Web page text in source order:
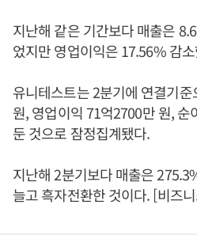
지난해 같은 기간보다 매출은
었지만 영업이익은 17.56% 감
유니테스트는 2분기에 연결기
원, 영업이익 71억2700만 원,
둔 것으로 잠정집계됐다.
지난해 2분기보다 매출은
늘고 흑자전환한 것이다. [비즈